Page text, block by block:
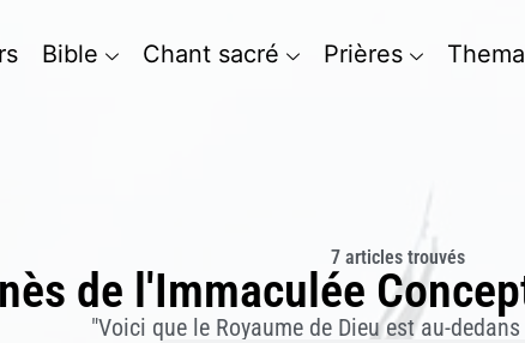
Bible Chant sacré Prières Thema
7 articles trouvés
de l'Immaculée
"Voici que le Royaume de Dieu est au-